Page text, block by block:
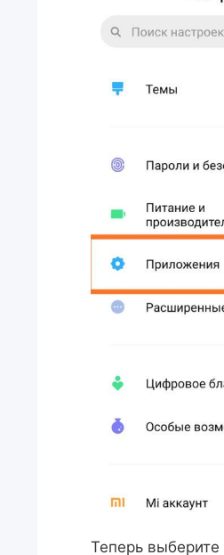
Теперь выберите